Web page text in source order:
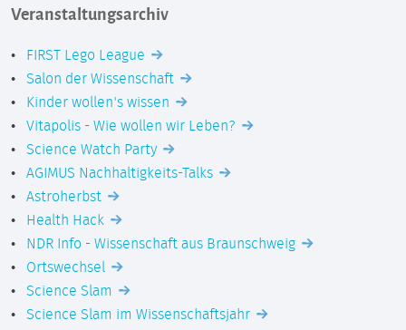
Veranstaltungsarchiv
FIRST Lego League
Salon der Wissenschaft
Kinder wollen's wissen
Vitapolis - Wie wollen wir Leben?
Science Watch Party
AGIMUS Nachhaltigkeits-Talks
Astroherbst
Health Hack
NDR Info - Wissenschaft aus Braunschweig
Ortswechsel
Science Slam
Science Slam im Wissenschaftsjahr